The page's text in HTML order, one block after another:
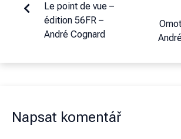
Le point de vue –
édition 56FR –
André Cognard
Napsat komentář